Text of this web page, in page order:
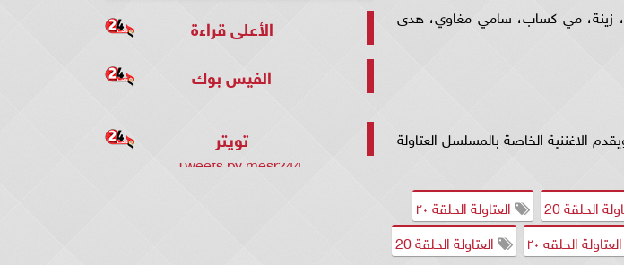
طارق لطفي، زينة، مي كساب، سامي مغاوي، هدى
ويقدم الاغننية الخاصة بالمسلسل العتاولة
الحلقة 20
العتاولة الحلقة ٢٠
العتاولة الحلقه ٢٠
العتاولة الحلقة 20
الأعلى قراءة
الفيس بوك
تويتر
Tweets by mesr244